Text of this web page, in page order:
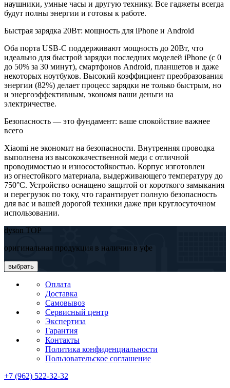
наушники, умные часы и другую технику. Все гаджеты всегда
будут полны энергии и готовы к работе.
Быстрая зарядка 20Вт: мощность для iPhone и Android
Оба порта USB-C поддерживают мощность до 20Вт, что
идеально для быстрой зарядки последних моделей iPhone (с 0
до 50% за 30 минут), смартфонов Android, планшетов и даже
некоторых ноутбуков. Высокий коэффициент преобразования
энергии (82%) делает процесс зарядки не только быстрым, но
и энергоэффективным, экономя ваши деньги на
электричестве.
Безопасность — это фундамент: ваше спокойствие важнее
всего
Xiaomi не экономит на безопасности. Внутренняя проводка
выполнена из высококачественной меди с отличной
проводимостью и износостойкостью. Корпус изготовлен
из огнестойкого материала, выдерживающего температуру до
750°C. Устройство оснащено защитой от короткого замыкания
и перегрузок по току, что гарантирует полную безопасность
для вас и вашей дорогой техники даже при круглосуточном
использовании.
dyson TOP
оригинальная продукция в наличии в уфе
выбрать
Оплата
Доставка
Самовывоз
Сервисный центр
Экспертиза
Гарантия
Контакты
Политика конфиденциальности
Пользовательское соглашение
+7 (962) 522-32-32